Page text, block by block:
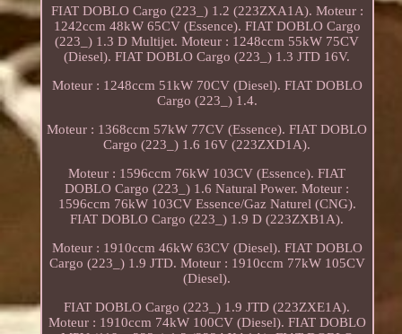
FIAT DOBLO Cargo (223_) 1.2 (223ZXA1A). Moteur :
1242ccm 48kW 65CV (Essence). FIAT DOBLO Cargo
(223_) 1.3 D Multijet. Moteur : 1248ccm 55kW 75CV
(Diesel). FIAT DOBLO Cargo (223_) 1.3 JTD 16V.
Moteur : 1248ccm 51kW 70CV (Diesel). FIAT DOBLO
Cargo (223_) 1.4.
Moteur : 1368ccm 57kW 77CV (Essence). FIAT DOBLO
Cargo (223_) 1.6 16V (223ZXD1A).
Moteur : 1596ccm 76kW 103CV (Essence). FIAT
DOBLO Cargo (223_) 1.6 Natural Power. Moteur :
1596ccm 76kW 103CV Essence/Gaz Naturel (CNG).
FIAT DOBLO Cargo (223_) 1.9 D (223ZXB1A).
Moteur : 1910ccm 46kW 63CV (Diesel). FIAT DOBLO
Cargo (223_) 1.9 JTD. Moteur : 1910ccm 77kW 105CV
(Diesel).
FIAT DOBLO Cargo (223_) 1.9 JTD (223ZXE1A).
Moteur : 1910ccm 74kW 100CV (Diesel). FIAT DOBLO